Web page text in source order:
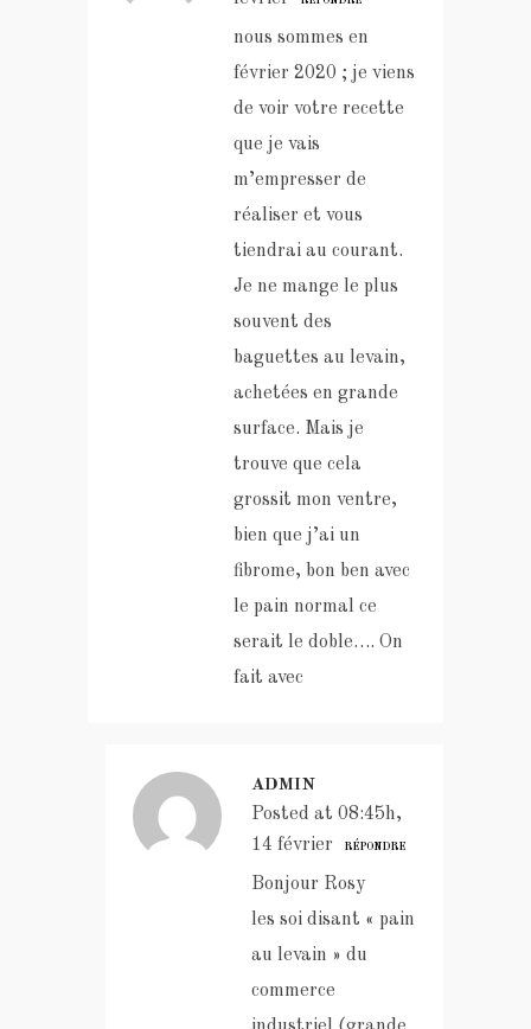
nous sommes en
février 2020 ; je viens
de voir votre recette
que je vais
m’empresser de
réaliser et vous
tiendrai au courant.
Je ne mange le plus
souvent des
baguettes au levain,
achetées en grande
surface. Mais je
trouve que cela
grossit mon ventre,
bien que j’ai un
fibrome, bon ben avec
le pain normal ce
serait le doble…. On
fait avec
ADMIN
Posted at 08:45h,
14 février
RÉPONDRE
Bonjour Rosy
les soi disant « pain
au levain » du
commerce